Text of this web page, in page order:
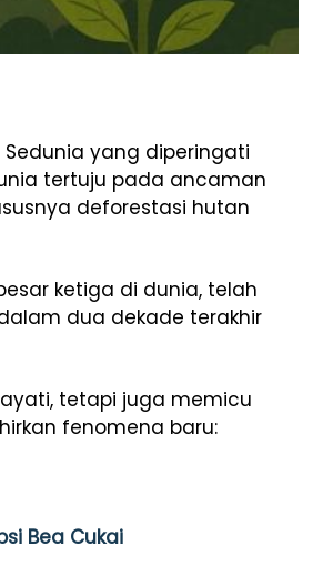
Sedunia yang diperingati
tertuju pada ancaman
deforestasi hutan
ketiga di dunia, telah
dua dekade terakhir
tetapi juga memicu
fenomena baru:
Bea Cukai